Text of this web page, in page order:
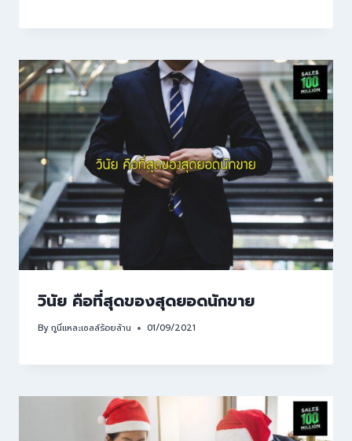
วินัย คือที่สุดของสุดยอดนักขาย
Byกูนี่แหละเซลล์ร้อยล้าน 01/09/2021